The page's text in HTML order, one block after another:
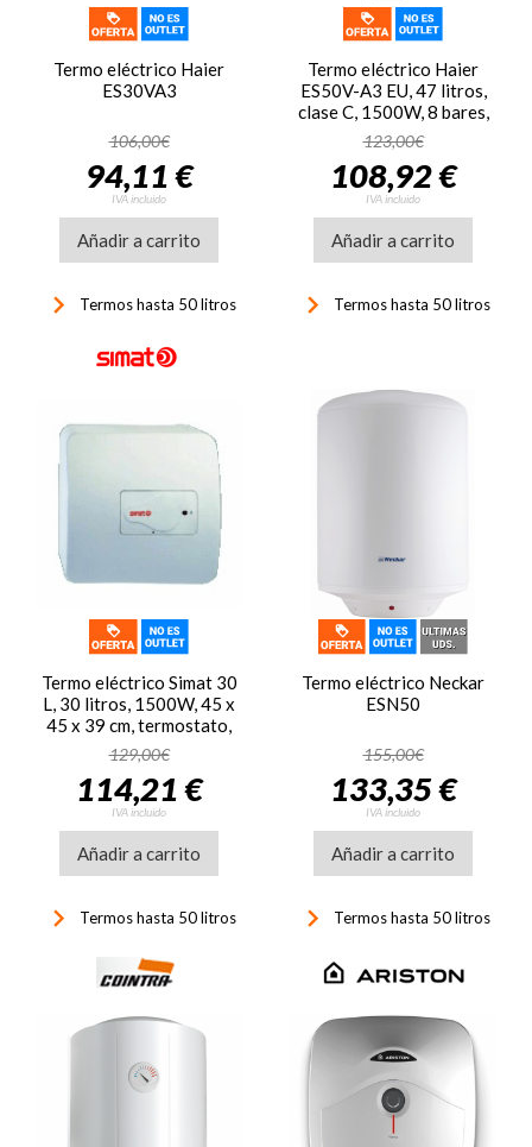
Termo eléctrico Haier
ES30VA3
106,00€
94,11 €
IVA incluido
Añadir a carrito
keyboard_arrow_right Termos hasta 50 litros
Termo eléctrico Haier
ES50V-A3 EU, 47 litros,
clase C, 1500W, 8 bares,
IPX4, 75ºC, blanco
123,00€
108,92 €
IVA incluido
Añadir a carrito
keyboard_arrow_right Termos hasta 50 litros
Termo eléctrico Simat 30
L, 30 litros, 1500W, 45 x
45 x 39 cm, termostato,
resistencia blindada,
blanco
129,00€
114,21 €
IVA incluido
Añadir a carrito
keyboard_arrow_right Termos hasta 50 litros
Termo eléctrico Neckar
ESN50
155,00€
133,35 €
IVA incluido
Añadir a carrito
keyboard_arrow_right Termos hasta 50 litros